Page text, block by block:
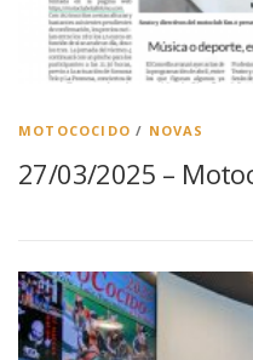
MOTOCOCIDO / NOVAS
27/03/2025 –